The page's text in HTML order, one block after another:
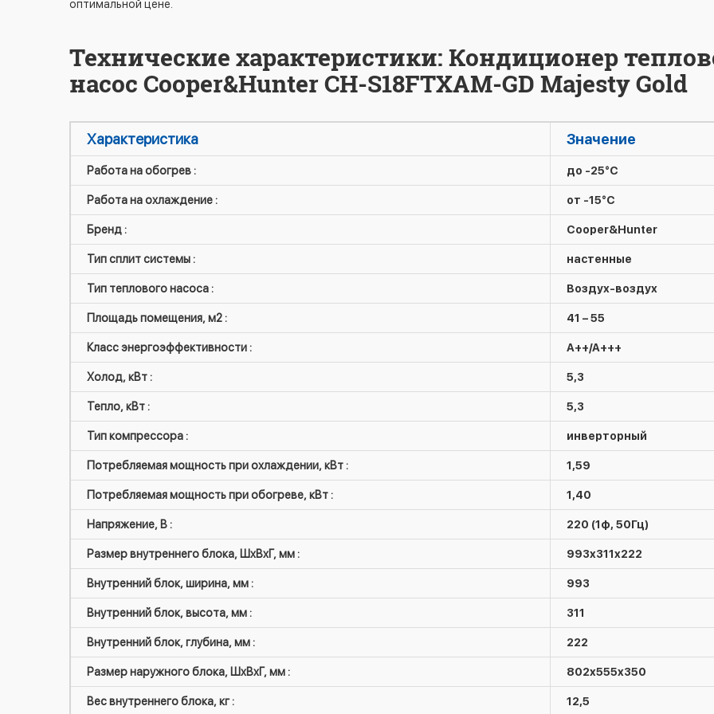
оптимальной цене.
Технические характеристики: Кондиционер
насос Cooper&Hunter CH-S18FTXAM-GD Majesty Gold
Характеристика Значение
Работа на обогрев : до -25°C
Работа на охлаждение : от -15°C
Бренд : Cooper&Hunter
Тип сплит системы : настенные
Тип теплового насоса : Воздух-воздух
Площадь помещения, м2 : 41 – 55
Класс энергоэффективности : A++/A+++
Холод, кВт : 5,3
Тепло, кВт : 5,3
Тип компрессора : инверторный
Потребляемая мощность при охлаждении, кВт : 1,59
Потребляемая мощность при обогреве, кВт : 1,40
Напряжение, В : 220 (1ф, 50Гц)
Размер внутреннего блока, ШxВxГ, мм : 993x311x222
Внутренний блок, ширина, мм : 993
Внутренний блок, высота, мм : 311
Внутренний блок, глубина, мм : 222
Размер наружного блока, ШxВxГ, мм : 802x555x350
Вес внутреннего блока, кг : 12,5